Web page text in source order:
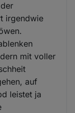
irgendwie
mit voller
auf
leistet ja